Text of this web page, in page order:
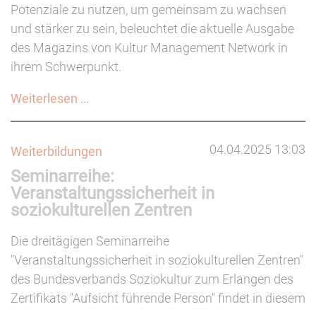
Potenziale zu nutzen, um gemeinsam zu wachsen
und stärker zu sein, beleuchtet die aktuelle Ausgabe
des Magazins von Kultur Management Network in
ihrem Schwerpunkt.
Weiterlesen …
Thema
Kooperationen
04.04.2025 13:03
Weiterbildungen
Seminarreihe:
Veranstaltungssicherheit in
soziokulturellen Zentren
Die dreitägigen Seminarreihe
"Veranstaltungssicherheit in soziokulturellen Zentren"
des Bundesverbands Soziokultur zum Erlangen des
Zertifikats "Aufsicht führende Person" findet in diesem